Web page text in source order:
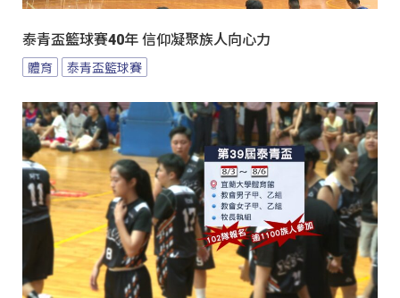
泰青盃籃球賽40年 信仰凝聚族人向心力
體育 泰青盃籃球賽